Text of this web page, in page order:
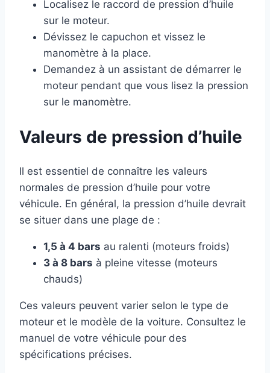
Localisez le raccord de pression d’huile
sur le moteur.
Dévissez le capuchon et vissez le
manomètre à la place.
Demandez à un assistant de démarrer le
moteur pendant que vous lisez la pression
sur le manomètre.
Valeurs de pression d’huile
Il est essentiel de connaître les valeurs
normales de pression d’huile pour votre
véhicule. En général, la pression d’huile devrait
se situer dans une plage de :
1,5 à 4 bars au ralenti (moteurs froids)
3 à 8 bars à pleine vitesse (moteurs
chauds)
Ces valeurs peuvent varier selon le type de
moteur et le modèle de la voiture. Consultez le
manuel de votre véhicule pour des
spécifications précises.